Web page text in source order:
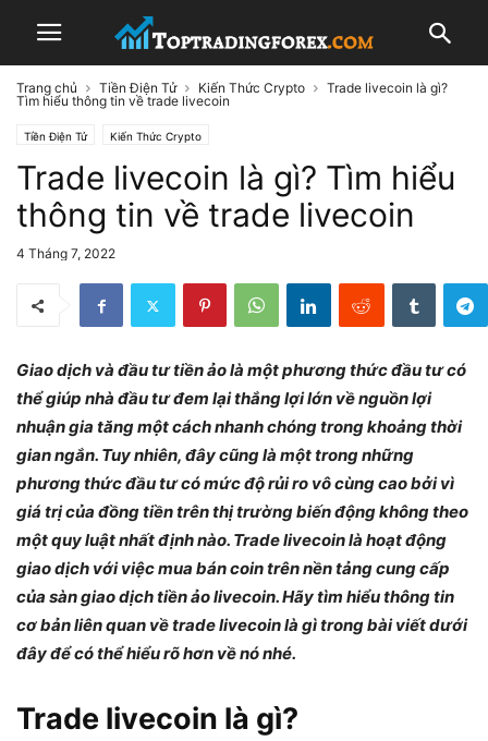
Trang chủ Tiền Điện Tử Kiến Thức Crypto
Trade livecoin là gì?
Tìm hiểu thông tin về trade livecoin
Tiền Điện Tử Kiến Thức Crypto
Trade livecoin là gì? Tìm hiểu
thông tin về trade livecoin
4 Tháng 7, 2022
Giao dịch và đầu tư tiền ảo là một phương thức đầu tư có
thể giúp nhà đầu tư đem lại thắng lợi lớn về nguồn lợi
nhuận gia tăng một cách nhanh chóng trong khoảng thời
gian ngắn. Tuy nhiên, đây cũng là một trong những
phương thức đầu tư có mức độ rủi ro vô cùng cao bởi vì
giá trị của đồng tiền trên thị trường biến động không theo
một quy luật nhất định nào. Trade livecoin là hoạt động
giao dịch với việc mua bán coin trên nền tảng cung cấp
của sàn giao dịch tiền ảo livecoin. Hãy tìm hiểu thông tin
cơ bản liên quan về trade livecoin là gì trong bài viết dưới
đây để có thể hiểu rõ hơn về nó nhé.
Trade livecoin là gì?